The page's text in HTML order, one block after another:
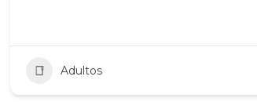
Adultos